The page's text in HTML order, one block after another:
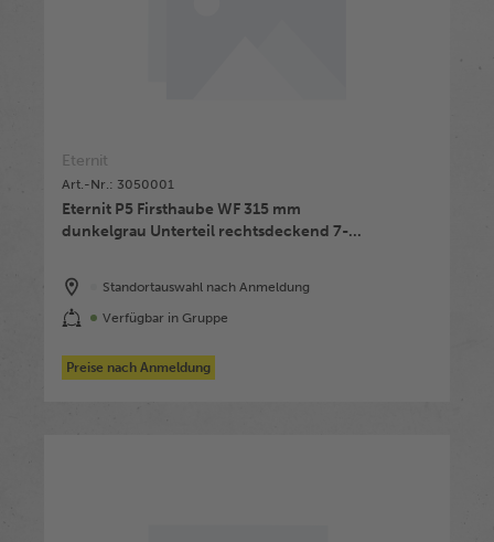
Eternit
Art.-Nr.: 3050001
Eternit P5 Firsthaube WF 315 mm
dunkelgrau Unterteil rechtsdeckend 7-...
Standortauswahl nach Anmeldung
Verfügbar in Gruppe
Preise nach Anmeldung